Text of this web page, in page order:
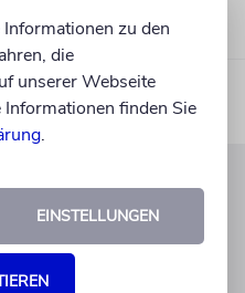
0
17 Uhr
zu den
die
unserer Webseite
finden Sie
.
EINSTELLUNGEN